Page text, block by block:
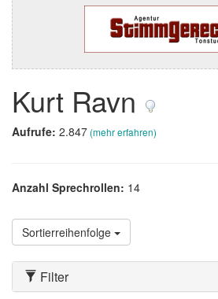
Kurt Ravn
Aufrufe: 2.847(mehr erfahren)
Anzahl Sprechrollen: 14
Sortierreihenfolge
Filter